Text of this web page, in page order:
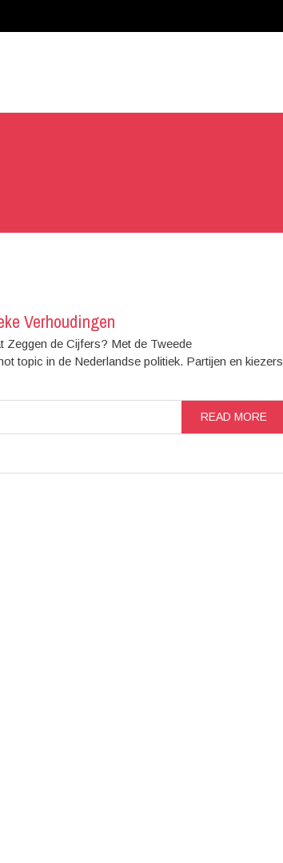
Verhoudingen
Zeggen de Cijfers? Met de Tweede
topic in de Nederlandse politiek. Partijen en kiezers
READ MORE